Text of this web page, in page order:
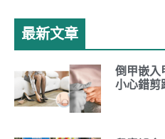
最新文章
倒甲嵌入
小心錯剪